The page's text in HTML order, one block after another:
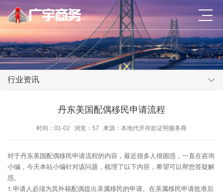
行业资讯
丹东美国配偶移民申请流程
时间：01-02 浏览：57 来源：本地代开存款证明服务商
对于丹东美国配偶移民申请流程的内容，最近很多人很困惑，一直在咨询
小编，今天本站小编针对该问题，梳理了以下内容，希望可以帮您答疑解
惑。
1.申请人必须为其外籍配偶提出亲属移民的申请。在亲属移民申请批准后